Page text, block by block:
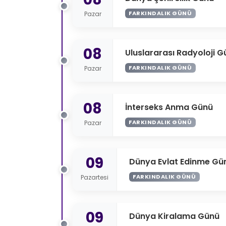
Pazar FARKINDALIK GÜNÜ
08
Pazar
Uluslararası Radyoloji
FARKINDALIK GÜNÜ
08
Pazar
İnterseks Anma Günü
FARKINDALIK GÜNÜ
09
Pazartesi
Dünya Evlat Edinme
FARKINDALIK GÜNÜ
09 Dünya Kiralama Günü